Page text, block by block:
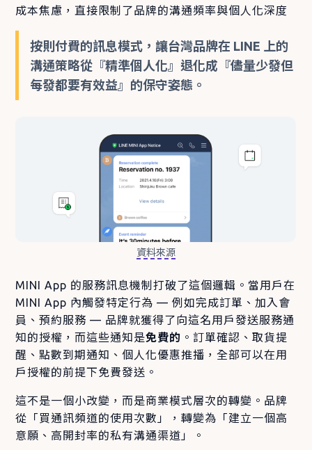
成本焦慮，直接限制了品牌的溝通頻率與個人化深度
按則付費的訊息模式，讓台灣品牌在 LINE 上的
溝通策略從『精準個人化』退化成『儘量少發但
每發都要有效益』的保守姿態。
資料來源
MINI App 的服務訊息機制打破了這個邏輯。當用戶在
MINI App 內觸發特定行為 — 例如完成訂單、加入會
員、預約服務 — 品牌就獲得了向這名用戶發送服務通
知的授權，而這些通知是免費的 。訂單確認、取貨提
醒、點數到期通知、個人化優惠推播，全部可以在用
戶授權的前提下免費發送。
這不是一個小改變，而是商業模式層次的轉變。品牌
從「買通訊頻道的使用次數」，轉變為「建立一個高
意願、高開封率的私有溝通渠道」。